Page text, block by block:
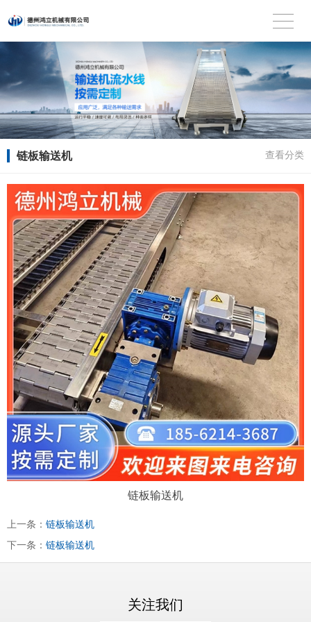
链板输送机 查看分类
链板输送机
上一条： 链板输送机
下一条： 链板输送机
关注我们